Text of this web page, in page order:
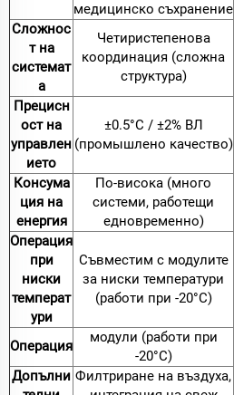
медицинско съхранение
Сложнос
т на
системат
а
Четиристепенова
координация (сложна
структура)
Прецисн
ост на
управлен
ието
±0.5°C / ±2% ВЛ
(промышлено качество)
Консума
ция на
енергия
По-висока (много
системи, работещи
едновременно)
Операция
при
ниски
температ
ури
Съвместим с модулите
за ниски температури
(работи при -20°C)
Операция
модули (работи при
-20°C)
Допълни Филтриране на въздуха,